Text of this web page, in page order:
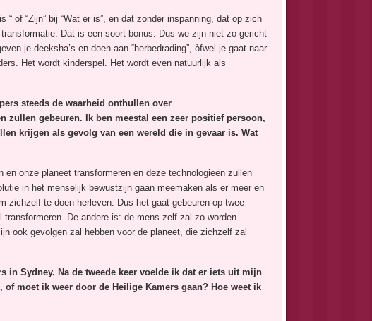
of “Zijn” bij “Wat er is”, en dat zonder inspanning, dat op zich
Dat is een soort bonus. Dus we zijn niet zo gericht
je deeksha’s en doen aan “herbedrading”, òfwel je gaat naar
Het wordt kinderspel. Het wordt even natuurlijk als
steeds de waarheid onthullen over
zullen gebeuren. Ik ben meestal een zeer positief persoon,
krijgen als gevolg van een wereld die in gevaar is. Wat
onze planeet transformeren en deze technologieën zullen
in het menselijk bewustzijn gaan meemaken als er meer en
zichzelf te doen herleven. Dus het gaat gebeuren op twee
De andere is: de mens zelf zal zo worden
ook gevolgen zal hebben voor de planeet, die zichzelf zal
in Sydney. Na de tweede keer voelde ik dat er iets uit mijn
moet ik weer door de Heilige Kamers gaan? Hoe weet ik